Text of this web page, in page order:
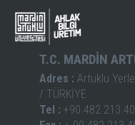
T.C. MARDİN
Adres : Artuklu
/ TÜRKİYE
Tel : +90 482 213